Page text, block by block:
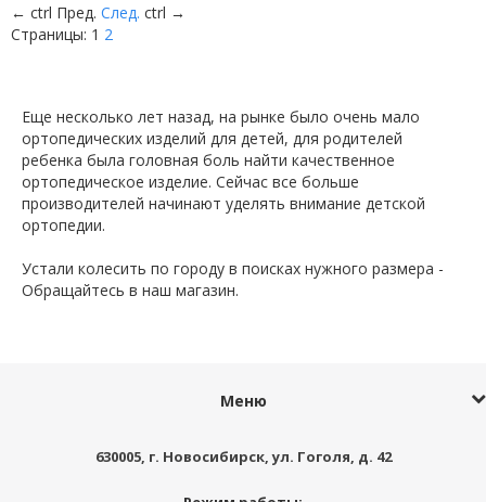
← ctrl Пред. След. ctrl →
Страницы: 1 2
Еще несколько лет назад, на рынке было очень мало
ортопедических изделий для детей, для родителей
ребенка была головная боль найти качественное
ортопедическое изделие. Сейчас все больше
производителей начинают уделять внимание детской
ортопедии.
Устали колесить по городу в поисках нужного размера -
Обращайтесь в наш магазин.
Меню
630005, г. Новосибирск,ул. Гоголя, д. 42